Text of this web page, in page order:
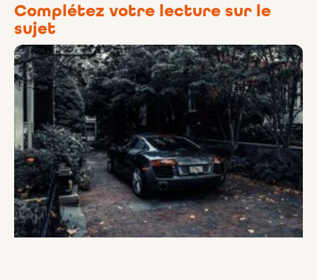
Complétez votre lecture sur le
sujet